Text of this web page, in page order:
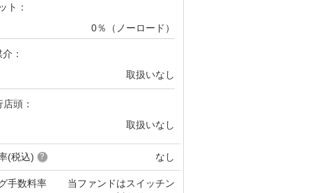
ト：
0％（ノーロード）
：
取扱いなし
頭：
取扱いなし
(税込) なし
手数料率
当ファンドはスイッチン